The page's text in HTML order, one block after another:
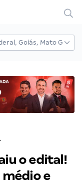
até R$ 4.326,21
o edital!
médio e